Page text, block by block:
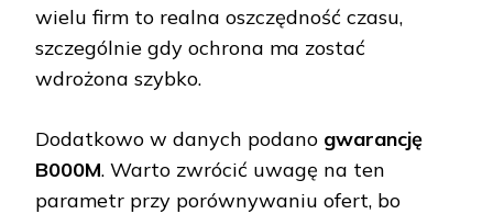
wielu firm to realna oszczędność czasu,
szczególnie gdy ochrona ma zostać
wdrożona szybko.
Dodatkowo w danych podano gwarancję
B000M. Warto zwrócić uwagę na ten
parametr przy porównywaniu ofert, bo